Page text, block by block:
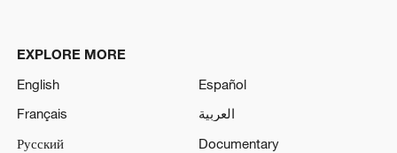
EXPLORE MORE
English
Español
Français
العربية
Русский
Documentary